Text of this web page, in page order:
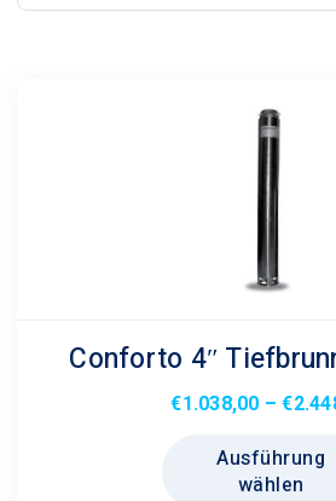
Conforto 4″
€1.038,00 –€
Ausführung
wählen